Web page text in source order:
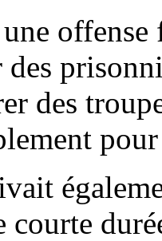
offense
des
courte